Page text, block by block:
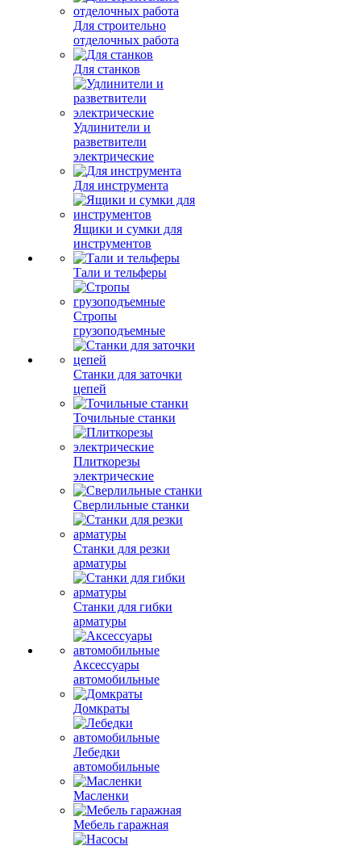
Абразивные материалы
Для строительно
отделочных работа
Для станков
Удлинители и
разветвители
электрические
Для инструмента
Ящики и сумки для
инструментов
Тали и тельферы
Стропы
грузоподъемные
Станки для заточки
цепей
Точильные станки
Плиткорезы
электрические
Сверлильные станки
Станки для резки
арматуры
Станки для гибки
арматуры
Аксессуары
автомобильные
Домкраты
Лебедки
автомобильные
Масленки
Мебель гаражная